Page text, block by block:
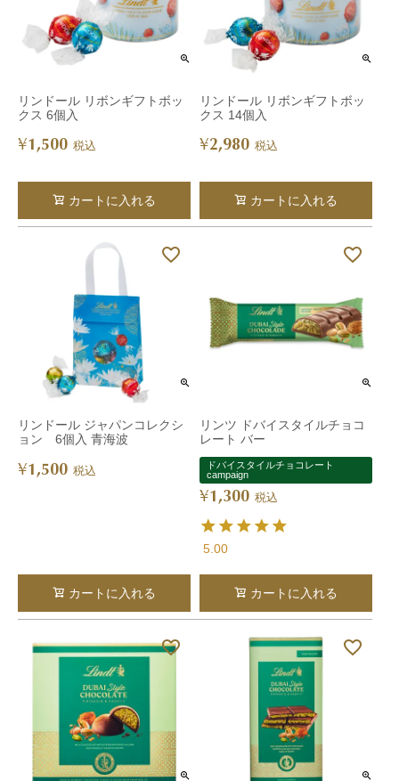
リンドール リボンギフトボッ
クス 6個入
¥1,500 税込
カートに入れる
リンドール リボンギフトボッ
クス 14個入
¥2,980 税込
カートに入れる
リンドール ジャパンコレクシ
ョン 6個入 青海波
¥1,500 税込
カートに入れる
リンツ ドバイスタイルチョコ
レート バー
ドバイスタイルチョコレート
campaign
¥1,300 税込
5.00
カートに入れる